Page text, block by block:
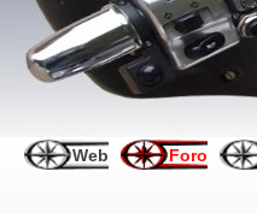
Web Foro